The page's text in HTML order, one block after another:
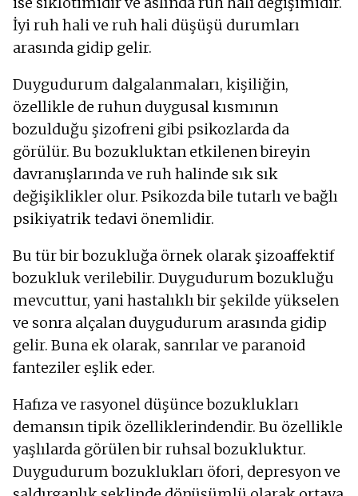
İyi ruh hali ve ruh hali düşüşü durumları
arasında gidip gelir.
Duygudurum dalgalanmaları, kişiliğin,
özellikle de ruhun duygusal kısmının
bozulduğu şizofreni gibi psikozlarda da
görülür. Bu bozukluktan etkilenen bireyin
davranışlarında ve ruh halinde sık sık
değişiklikler olur. Psikozda bile tutarlı ve bağlı
psikiyatrik tedavi önemlidir.
Bu tür bir bozukluğa örnek olarak şizoaffektif
bozukluk verilebilir. Duygudurum bozukluğu
mevcuttur, yani hastalıklı bir şekilde yükselen
ve sonra alçalan duygudurum arasında gidip
gelir. Buna ek olarak, sanrılar ve paranoid
fanteziler eşlik eder.
Hafıza ve rasyonel düşünce bozuklukları
demansın tipik özelliklerindendir. Bu özellikle
yaşlılarda görülen bir ruhsal bozukluktur.
Duygudurum bozuklukları öfori, depresyon ve